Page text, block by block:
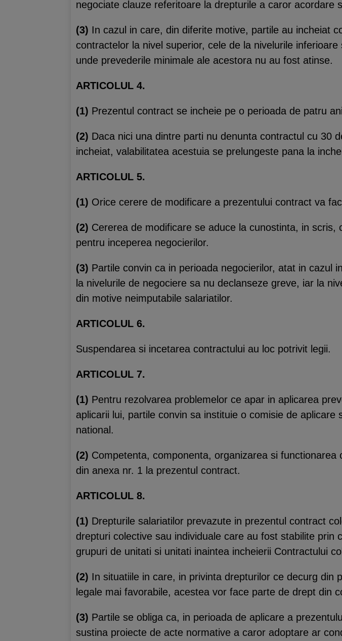
negociate clauze referitoare la drepturile a caror acordare
(3) In cazul in care, din diferite motive, partile au incheiat
contractelor la nivel superior, cele de la nivelurile
unde prevederile minimale ale acestora nu au fost atinse.
ARTICOLUL 4.
(1) Prezentul contract se incheie pe o perioada de patru
(2) Daca nici una dintre parti nu denunta contractul cu 30
incheiat, valabilitatea acestuia se prelungeste pana la
ARTICOLUL 5.
(1) Orice cerere de modificare a prezentului contract va
(2) Cererea de modificare se aduce la cunostinta, in
pentru inceperea negocierilor.
(3) Partile convin ca in perioada negocierilor, atat in cazul
la nivelurile de negociere sa nu declanseze greve, iar la
din motive neimputabile salariatilor.
ARTICOLUL 6.
Suspendarea si incetarea contractului au loc potrivit legii.
ARTICOLUL 7.
(1) Pentru rezolvarea problemelor ce apar in aplicarea
aplicarii lui, partile convin sa instituie o comisie de
national.
(2) Competenta, componenta, organizarea si
din anexa nr. 1 la prezentul contract.
ARTICOLUL 8.
(1) Drepturile salariatilor prevazute in prezentul contract
drepturi colective sau individuale care au fost stabilite
grupuri de unitati si unitati inaintea incheierii Contractului
(2) In situatiile in care, in privinta drepturilor ce decurg
legale mai favorabile, acestea vor face parte de drept din
(3) Partile se obliga ca, in perioada de aplicare a
sustina proiecte de acte normative a caror adoptare ar